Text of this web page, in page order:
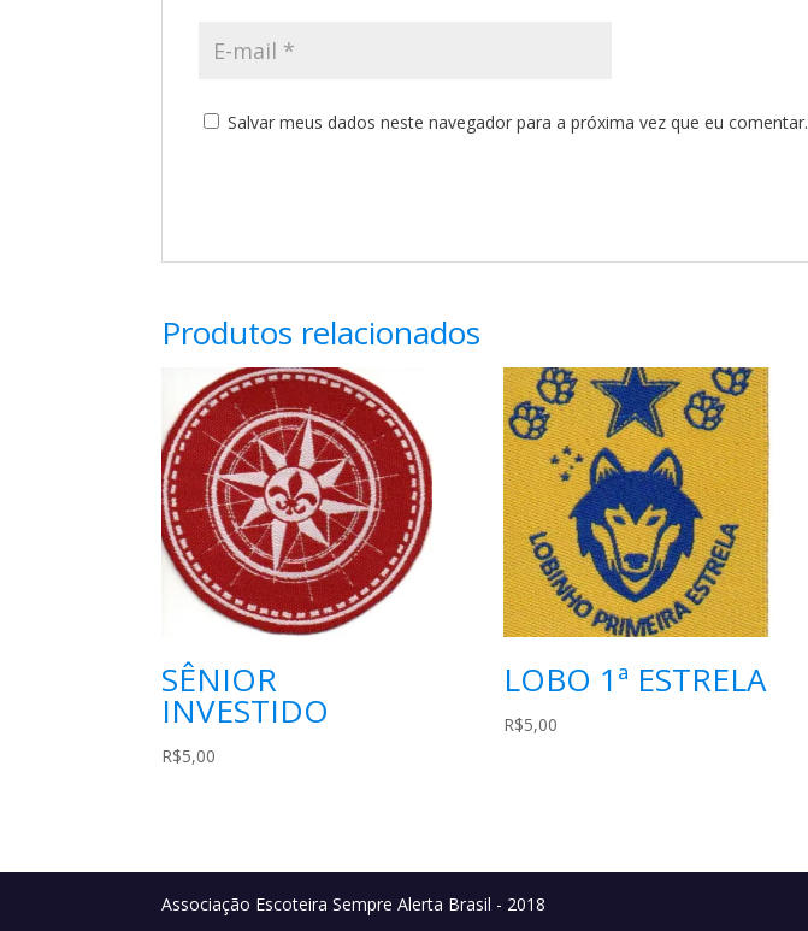
Salvar meus dados neste navegador para a próxima vez que eu comentar.
Produtos relacionados
SÊNIOR
INVESTIDO
R$5,00
LOBO 1ª ESTRELA
R$5,00
Associação Escoteira Sempre Alerta Brasil - 2018